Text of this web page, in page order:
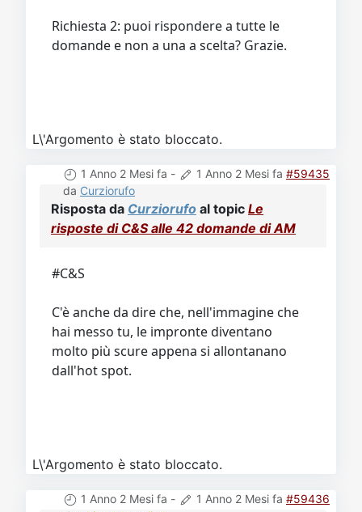
Richiesta 2: puoi rispondere a tutte le
domande e non a una a scelta? Grazie.
L\'Argomento è stato bloccato.
1 Anno 2 Mesi fa - 1 Anno 2 Mesi fa #59435
da Curziorufo
Risposta da Curziorufo al topic Le
risposte di C&S alle 42 domande di AM
#C&S
C'è anche da dire che, nell'immagine che
hai messo tu, le impronte diventano
molto più scure appena si allontanano
dall'hot spot.
L\'Argomento è stato bloccato.
1 Anno 2 Mesi fa - 1 Anno 2 Mesi fa #59436